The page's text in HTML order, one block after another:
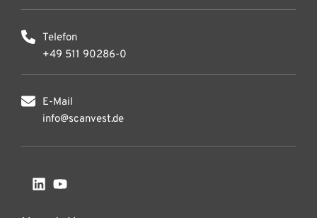
Telefon
+49 511 90286-0
E-Mail
info@scanvest.de